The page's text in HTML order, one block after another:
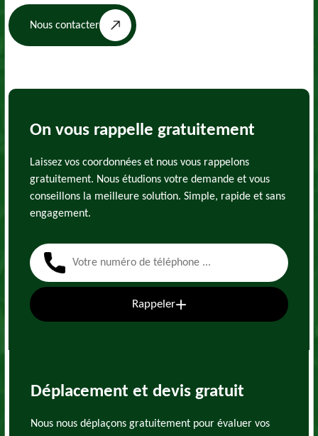
Nous contacter
On vous rappelle gratuitement
Laissez vos coordonnées et nous vous rappelons
gratuitement. Nous étudions votre demande et vous
conseillons la meilleure solution. Simple, rapide et sans
engagement.
Rappeler
Déplacement et devis gratuit
Nous nous déplaçons gratuitement pour évaluer vos